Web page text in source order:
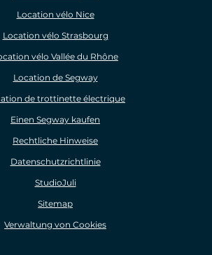
Location vélo Nice
Location vélo Strasbourg
vélo Vallée du Rhône
Location de Segway
de trottinette électrique
Einen Segway kaufen
Rechtliche Hinweise
Datenschutzrichtlinie
StudioJuli
Sitemap
Verwaltung von Cookies